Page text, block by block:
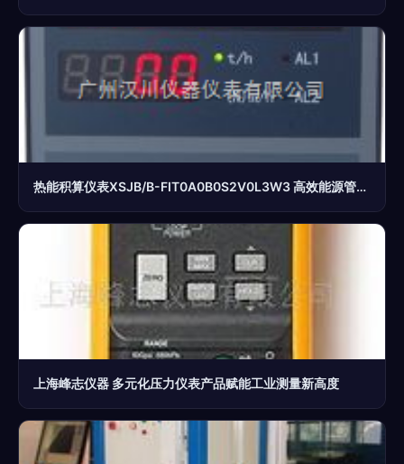
热能积算仪表XSJB/B-FIT0A0B0S2V0L3W3 高效能源管理的新选择
上海峰志仪器 多元化压力仪表产品赋能工业测量新高度